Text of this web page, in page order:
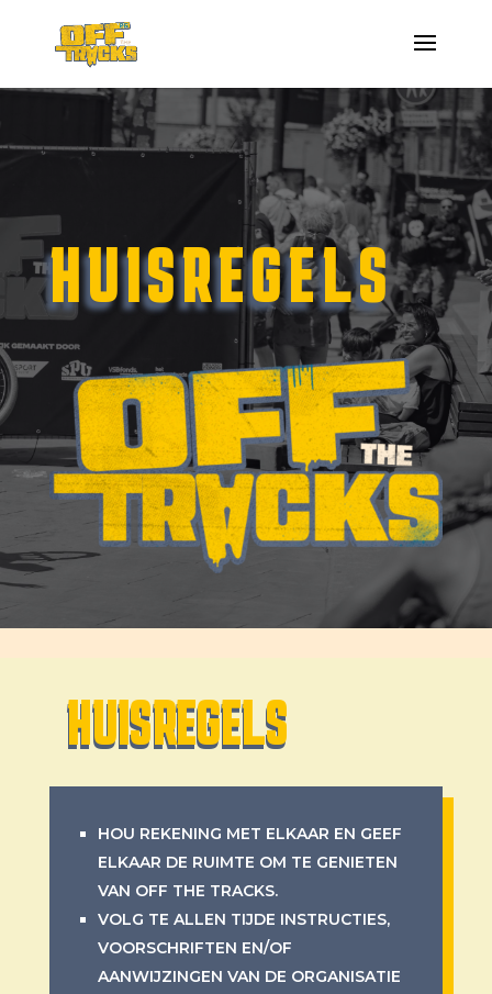
HUISREGELS
HUISREGELS
HOU REKENING MET ELKAAR EN GEEF
ELKAAR DE RUIMTE OM TE GENIETEN
VAN OFF THE TRACKS.
VOLG TE ALLEN TIJDE INSTRUCTIES,
VOORSCHRIFTEN EN/OF
AANWIJZINGEN VAN DE ORGANISATIE